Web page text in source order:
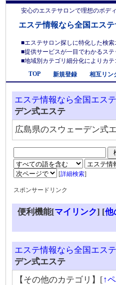
安心のエステサロンで理想のボデ
エステ情報なら全国エス
■エステサロン探しに特化した検索
■提供サービスが一目でわかるス
■地域別カテゴリ細分化によりカ
TOP
新規登録 相互リン
エステ情報なら全国エス
デン式エステ
広島県のスウェーデン式
[詳細検索]
スポンサードリンク
便利機能[マイリンク] [他
エステ情報なら全国エス
デン式エステ
【その他のカテゴリ】 [↑